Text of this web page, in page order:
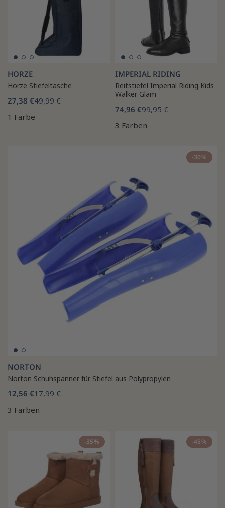
HORZE
Horze Stiefeltasche
27,38 €49,99 €
1 Farbe
IMPERIAL RIDING
Reitstiefel Imperial Riding Kids
Walker Glam
74,96 €99,95 €
3 Farben
-30%
NORTON
Norton Schuhspanner für Stiefel aus Polypropylen
12,56 €17,99 €
3 Farben
-35% -45%